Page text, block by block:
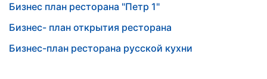
Бизнес план ресторана "Петр 1"
Бизнес- план открытия ресторана
Бизнес-план ресторана русской кухни